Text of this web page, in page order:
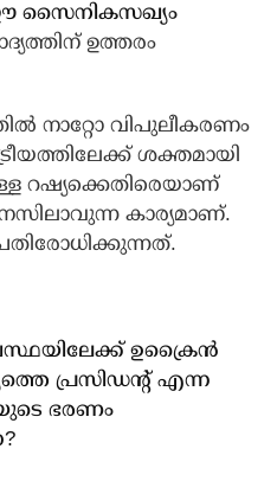
സൈനികസഖ്യം
ഉത്തരം
നാറ്റോ വിപുലീകരണം
ശക്തമായി
റഷ്യക്കെതിരെയാണ്
കാര്യമാണ്.
ഉക്രൈന്‍
പ്രസിഡന്റ് എന്ന
ഭരണം